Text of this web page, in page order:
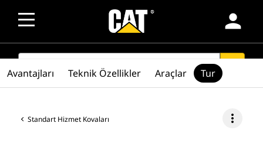
person
SEARCH
Standart Hizmet Kovaları more_vert
Avantajları Teknik Özellikler Araçlar Tur